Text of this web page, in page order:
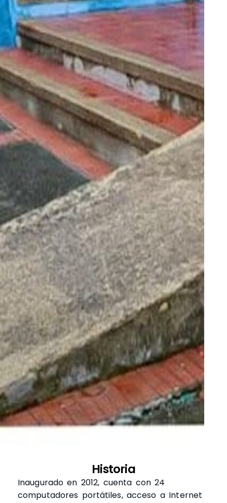
Historia
Inaugurado en 2012, cuenta con 24
computadores portátiles, acceso a Internet